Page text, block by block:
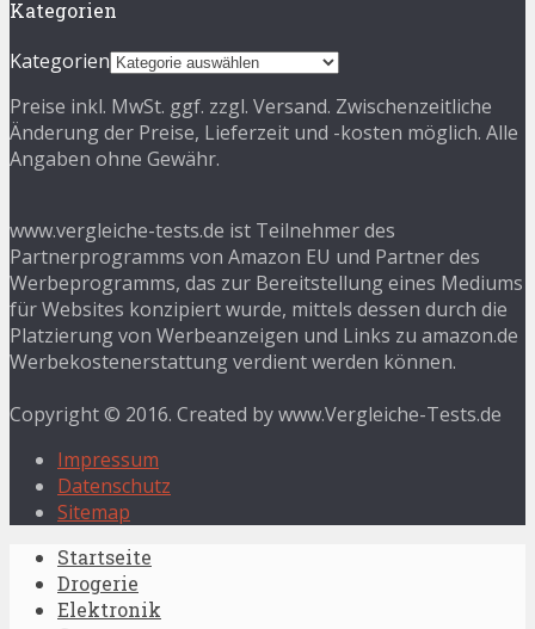
Kategorien
Kategorien
Preise inkl. MwSt. ggf. zzgl. Versand. Zwischenzeitliche
Änderung der Preise, Lieferzeit und -kosten möglich. Alle
Angaben ohne Gewähr.
www.vergleiche-tests.de ist Teilnehmer des
Partnerprogramms von Amazon EU und Partner des
Werbeprogramms, das zur Bereitstellung eines Mediums
für Websites konzipiert wurde, mittels dessen durch die
Platzierung von Werbeanzeigen und Links zu amazon.de
Werbekostenerstattung verdient werden können.
Copyright © 2016. Created by www.Vergleiche-Tests.de
Impressum
Datenschutz
Sitemap
Startseite
Drogerie
Elektronik